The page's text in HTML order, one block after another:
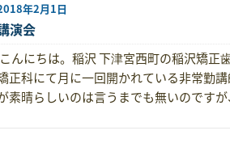
年2月1日
演会
こんにちは。稲沢 下津宮西町の稲沢矯正
正科にて月に一回開かれている非常勤
素晴らしいのは言うまでも無いのです